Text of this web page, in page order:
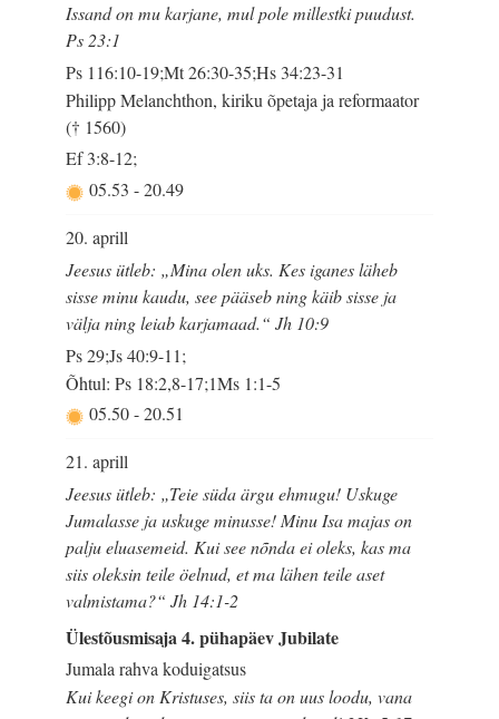
Issand on mu karjane, mul pole millestki puudust.
Ps 23:1
Ps 116:10-19;Mt 26:30-35;Hs 34:23-31
Philipp Melanchthon, kiriku õpetaja ja reformaator
(† 1560)
Ef 3:8-12;
05.53-20.49
20. aprill
Jeesus ütleb: „Mina olen uks. Kes iganes läheb
sisse minu kaudu, see pääseb ning käib sisse ja
välja ning leiab karjamaad.“ Jh 10:9
Ps 29;Js 40:9-11;
Õhtul: Ps 18:2,8-17;1Ms 1:1-5
05.50-20.51
21. aprill
Jeesus ütleb: „Teie süda ärgu ehmugu! Uskuge
Jumalasse ja uskuge minusse! Minu Isa majas on
palju eluasemeid. Kui see nõnda ei oleks, kas ma
siis oleksin teile öelnud, et ma lähen teile aset
valmistama?“ Jh 14:1-2
Ülestõusmisaja 4. pühapäev Jubilate
Jumala rahva koduigatsus
Kui keegi on Kristuses, siis ta on uus loodu, vana